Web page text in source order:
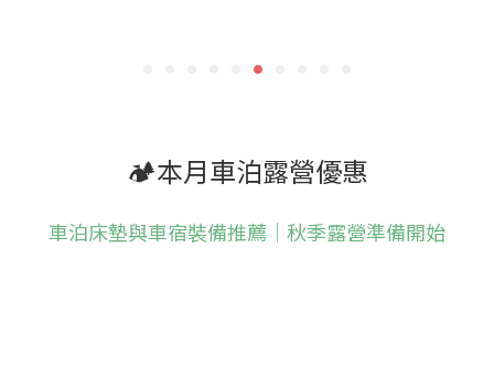
🏕️本月車泊露營優惠
車泊床墊與車宿裝備推薦｜秋季露營準備開始